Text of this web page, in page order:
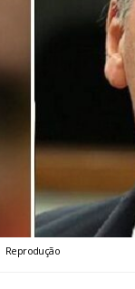
Reprodução